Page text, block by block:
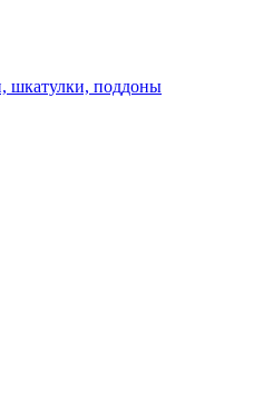
шкатулки, поддоны